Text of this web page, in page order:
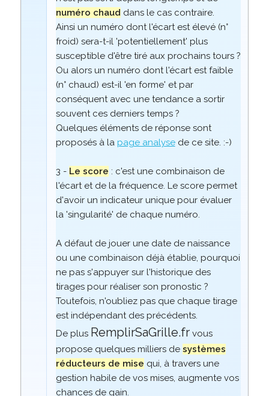
numéro chaud dans le cas contraire.
Ainsi un numéro dont l'écart est élevé (n°
froid) sera-t-il 'potentiellement' plus
susceptible d'être tiré aux prochains tours ?
Ou alors un numéro dont l'écart est faible
(n° chaud) est-il 'en forme' et par
conséquent avec une tendance a sortir
souvent ces derniers temps ?
Quelques éléments de réponse sont
proposés à la page analysede ce site. :-)
3 - Le score : c'est une combinaison de
l'écart et de la fréquence. Le score permet
d'avoir un indicateur unique pour évaluer
la 'singularité' de chaque numéro.
A défaut de jouer une date de naissance
ou une combinaison déjà établie, pourquoi
ne pas s'appuyer sur l'historique des
tirages pour réaliser son pronostic ?
Toutefois, n'oubliez pas que chaque tirage
est indépendant des précédents.
De plus RemplirSaGrille.frvous
propose quelques milliers de systèmes
réducteurs de mise qui, à travers une
gestion habile de vos mises, augmente vos
chances de gain.